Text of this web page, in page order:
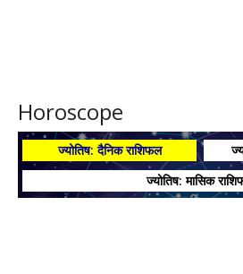
Horoscope
ज्योतिष: दैनिक राशिफल
ज्योतिष: मासिक